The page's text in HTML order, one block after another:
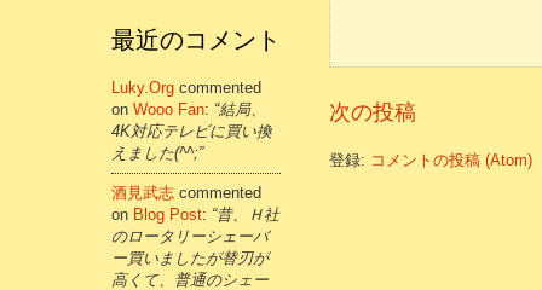
次の投稿
登録: コメントの投稿 (Atom)
最近のコメント
Luky.org commented
on Wooo Fan: “結局、
4K対応テレビに買い換
えました(^^;”
酒見武志 commented
on Blog Post: “昔、Ｈ社
のロータリーシェーバ
ー買いましたが替刃が
高くて、普通のシェー